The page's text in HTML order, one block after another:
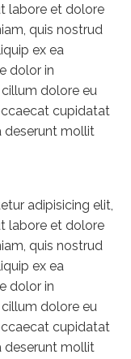
labore et dolore
quis nostrud
ex ea
dolor in
dolore eu
cupidatat
deserunt mollit
adipisicing elit,
labore et dolore
quis nostrud
ex ea
dolor in
dolore eu
cupidatat
deserunt mollit